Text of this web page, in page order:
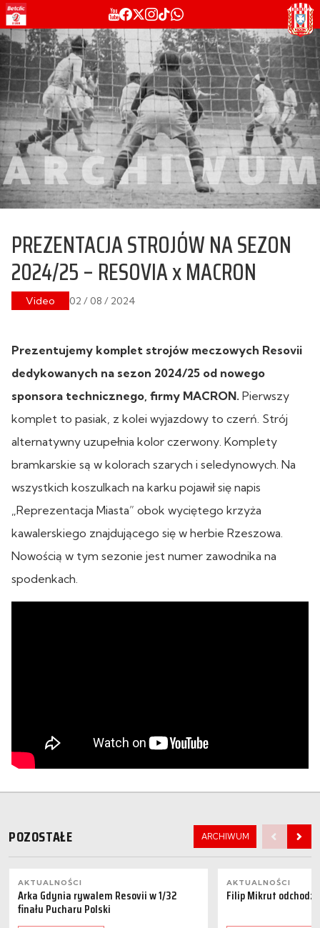
PREZENTACJA STROJÓW NA SEZON
2024/25 – RESOVIA x MACRON
Video 02 / 08 / 2024
Prezentujemy komplet strojów meczowych Resovii
dedykowanych na sezon 2024/25 od nowego
sponsora technicznego, firmy MACRON. Pierwszy
komplet to pasiak, z kolei wyjazdowy to czerń. Strój
alternatywny uzupełnia kolor czerwony. Komplety
bramkarskie są w kolorach szarych i seledynowych. Na
wszystkich koszulkach na karku pojawił się napis
„Reprezentacja Miasta” obok wyciętego krzyża
kawalerskiego znajdującego się w herbie Rzeszowa.
Nowością w tym sezonie jest numer zawodnika na
spodenkach.
POZOSTAŁE ARCHIWUM
AKTUALNOŚCI
Arka Gdynia rywalem Resovii w 1/32
finału Pucharu Polski
AKTUALNOŚCI
Filip Mikrut